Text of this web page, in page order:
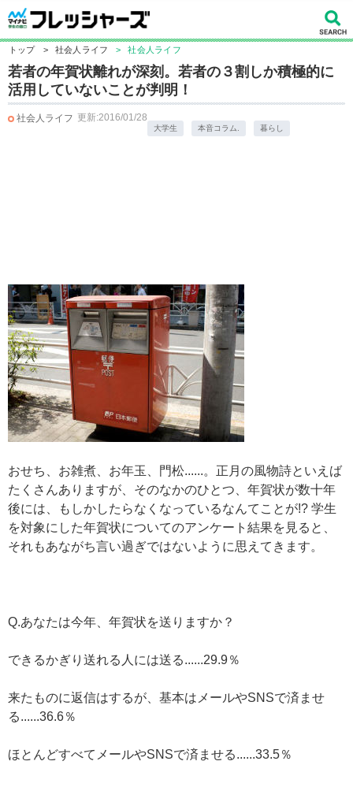
トップ > 社会人ライフ > 社会人ライフ
若者の年賀状離れが深刻。若者の３割しか積極的に
活用していないことが判明！
社会人ライフ 更新:2016/01/28
大学生 本音コラム. 暮らし
おせち、お雑煮、お年玉、門松......。正月の風物詩といえば
たくさんありますが、そのなかのひとつ、年賀状が数十年
後には、もしかしたらなくなっているなんてことが!? 学生
を対象にした年賀状についてのアンケート結果を見ると、
それもあながち言い過ぎではないように思えてきます。
Q.あなたは今年、年賀状を送りますか？
できるかぎり送れる人には送る......29.9％
来たものに返信はするが、基本はメールやSNSで済ませ
る......36.6％
ほとんどすべてメールやSNSで済ませる......33.5％